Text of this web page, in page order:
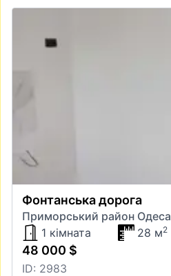
Фонтанська дорога
Приморський район Одеса
1 кімната
28 м2
48 000 $
ID: 2983